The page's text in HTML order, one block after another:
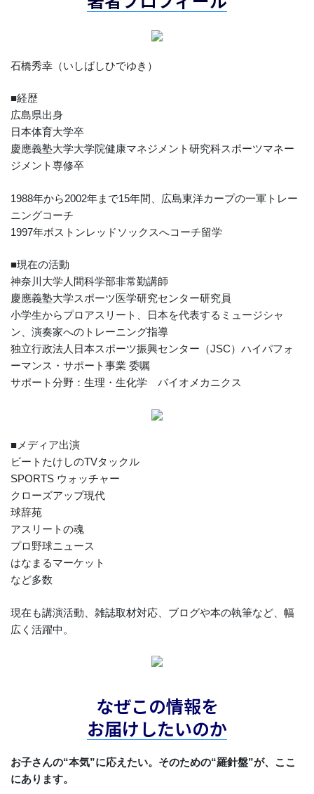
石橋秀幸（いしばしひでゆき）
■経歴
広島県出身
日本体育大学卒
慶應義塾大学大学院健康マネジメント研究科スポーツマネー
ジメント専修卒
1988年から2002年まで15年間、広島東洋カープの一軍トレー
ニングコーチ
1997年ボストンレッドソックスへコーチ留学
■現在の活動
神奈川大学人間科学部非常勤講師
慶應義塾大学スポーツ医学研究センター研究員
小学生からプロアスリート、日本を代表するミュージシャ
ン、演奏家へのトレーニング指導
独立行政法人日本スポーツ振興センター（JSC）ハイパフォ
ーマンス・サポート事業 委嘱
サポート分野：生理・生化学 バイオメカニクス
■メディア出演
ビートたけしのTVタックル
SPORTS ウォッチャー
クローズアップ現代
球辞苑
アスリートの魂
プロ野球ニュース
はなまるマーケット
など多数
現在も講演活動、雑誌取材対応、ブログや本の執筆など、幅
広く活躍中。
なぜこの情報を
お届けしたいのか
お子さんの“本気”に応えたい。そのための“羅針盤”が、ここ
にあります。